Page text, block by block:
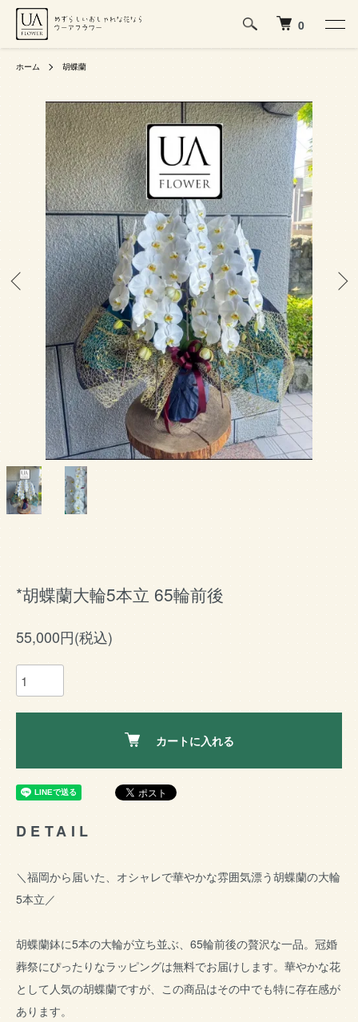
0
ホーム 胡蝶蘭
*胡蝶蘭大輪5本立 65輪前後
55,000円(税込)
カートに入れる
DETAIL
＼福岡から届いた、オシャレで華やかな雰囲気漂う胡蝶蘭の大輪
5本立／
胡蝶蘭鉢に5本の大輪が立ち並ぶ、65輪前後の贅沢な一品。冠婚
葬祭にぴったりなラッピングは無料でお届けします。華やかな花
として人気の胡蝶蘭ですが、この商品はその中でも特に存在感が
あります。